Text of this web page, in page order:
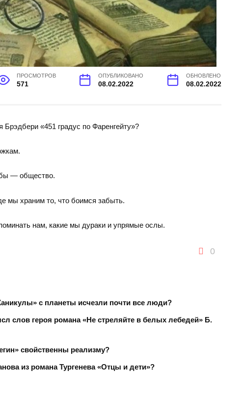
ПРОСМОТРОВ
571
ОПУБЛИКОВАНО
08.02.2022
ОБНОВЛЕНО
08.02.2022
Брэдбери «451 градус по Фаренгейту»?
— общество.
мы храним то, что боимся забыть.
нам, какие мы дураки и упрямые ослы.
0
с планеты исчезли почти все люди?
слов героя романа «Не стреляйте в белых лебедей» Б.
свойственны реализму?
из романа Тургенева «Отцы и дети»?